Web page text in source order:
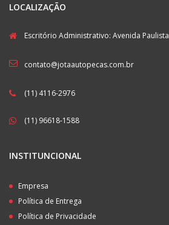
LOCALIZAÇÃO
Escritório Administrativo: Avenida Paulista
contato@jotaautopecas.com.br
(11) 4116-2976
(11) 96618-1588
INSTITUNCIONAL
Empresa
Política de Entrega
Política de Privacidade